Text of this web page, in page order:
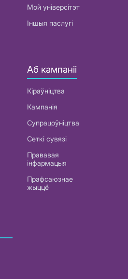
Мой універсітэт
Іншыя паслугі
Аб кампаніі
Кіраўніцтва
Кампанія
Супрацоўніцтва
Сеткі сувязі
Прававая
інфармацыя
Прафсаюзнае
жыццё